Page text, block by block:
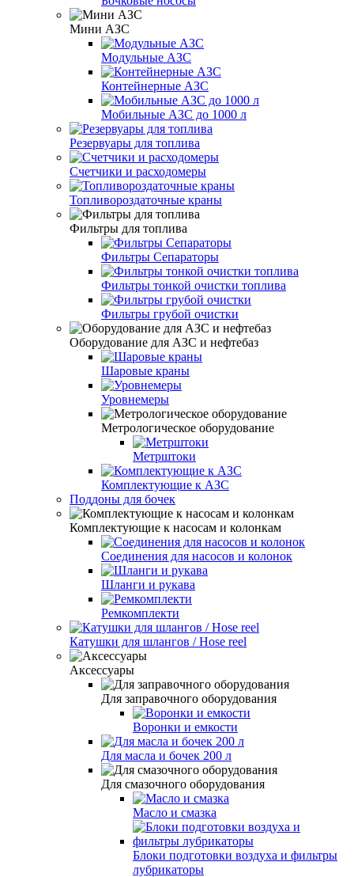
Мини АЗС
Модульные АЗС
Контейнерные АЗС
Мобильные АЗС до 1000 л
Резервуары для топлива
Счетчики и расходомеры
Топливороздаточные краны
Фильтры для топлива
Фильтры Сепараторы
Фильтры тонкой очистки топлива
Фильтры грубой очистки
Оборудование для АЗС и нефтебаз
Шаровые краны
Уровнемеры
Метрологическое оборудование
Метрштоки
Комплектующие к АЗС
Поддоны для бочек
Комплектующие к насосам и колонкам
Соединения для насосов и колонок
Шланги и рукава
Ремкомплекти
Катушки для шлангов / Hose reel
Аксессуары
Для заправочного оборудования
Воронки и емкости
Для масла и бочек 200 л
Для смазочного оборудования
Масло и смазка
Блоки подготовки воздуха и фильтры
лубрикаторы